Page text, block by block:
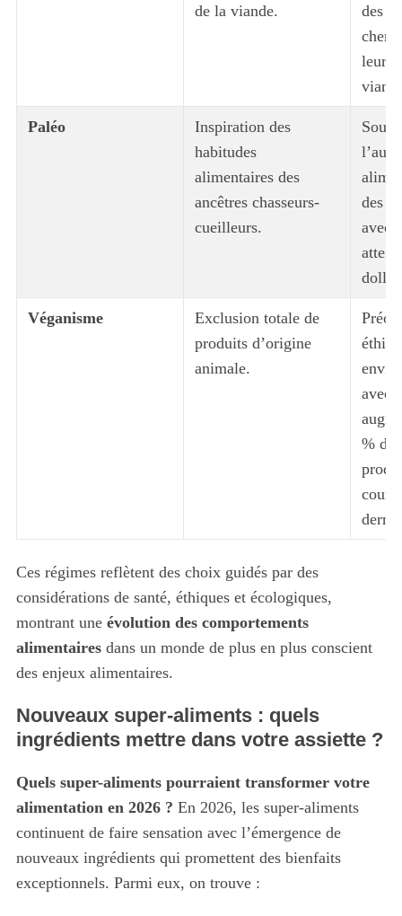
de la viande.
des
leur
Paléo
Inspiration des
habitudes
alimentaires des
ancêtres chasseurs-
cueilleurs.
Souci
des
avec
Véganisme
Exclusion totale de
produits d’origine
animale.
avec
%
cours
Ces régimes reflètent des choix guidés par des
considérations de santé, éthiques et écologiques,
montrant une évolution des comportements
alimentairesdans un monde de plus en plus conscient
des enjeux alimentaires.
Nouveaux super-aliments : quels
ingrédients mettre dans votre assiette ?
Quels super-aliments pourraient transformer votre
alimentation en 2026 ? En 2026, les super-aliments
continuent de faire sensation avec l’émergence de
nouveaux ingrédients qui promettent des bienfaits
exceptionnels. Parmi eux, on trouve :